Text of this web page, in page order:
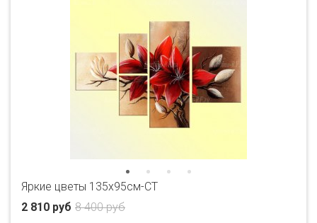
Яркие цветы 135х95см-CT
8 400 руб
2 810 руб